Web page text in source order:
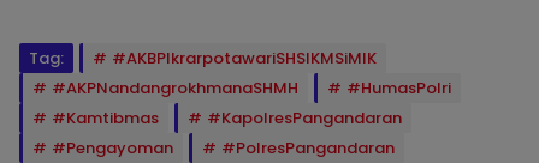
Tag:
#AKBPIkrarpotawariSHSIKMSiMIK
#AKPNandangrokhmanaSHMH
#HumasPolri
#Kamtibmas
#KapolresPangandaran
#Pengayoman
#PolresPangandaran